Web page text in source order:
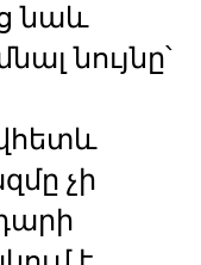
նաև
նույնը՝
չի